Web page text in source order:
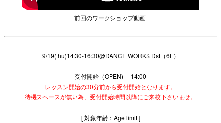
前回のワークショップ動画
9/19(thu)14:30-16:30@DANCE WORKS Dst（6F）
受付開始（OPEN) 14:00
レッスン開始の30分前から受付開始となります。
待機スペースが無い為、受付開始時間以降にご来校下さいませ。
[ 対象年齢：Age limit ]